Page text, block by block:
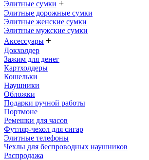
Элитные сумки +
Элитные дорожные сумки
Элитные женские сумки
Элитные мужские сумки
Аксессуары +
Докхолдер
Зажим для денег
Картхолдеры
Кошельки
Наушники
Обложки
Подарки ручной работы
Портмоне
Ремешки для часов
Футляр-чехол для сигар
Элитные телефоны
Чехлы для беспроводных наушников
Распродажа